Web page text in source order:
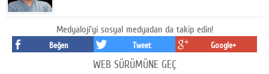
Medyaloji'yi sosyal medyadan da takip edin!
Beğen Tweet Google+
WEB SÜRÜMÜNE GEÇ